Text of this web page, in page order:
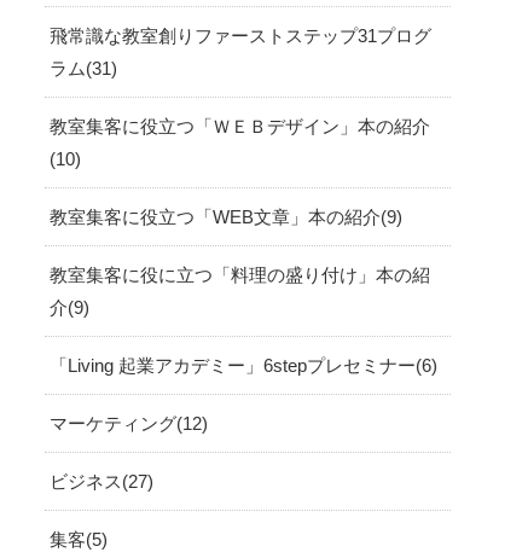
飛常識な教室創りファーストステップ31プログ
ラム 31
教室集客に役立つ「ＷＥＢデザイン」本の紹介
10
教室集客に役立つ「WEB文章」本の紹介 9
教室集客に役に立つ「料理の盛り付け」本の紹
介 9
「Living 起業アカデミー」6stepプレセミナー 6
マーケティング 12
ビジネス 27
集客 5